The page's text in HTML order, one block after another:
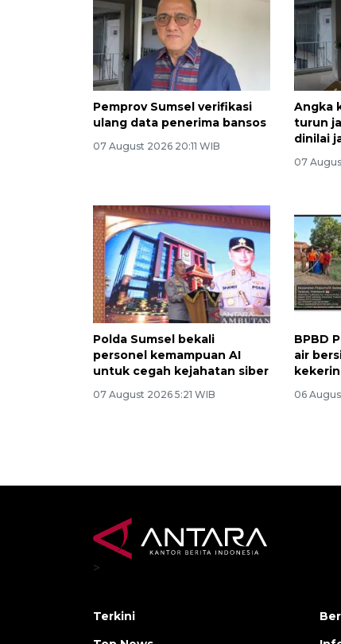
Pemprov Sumsel verifikasi
ulang data penerima bansos
07 August 2026 20:11 WIB
Angka
turun
dinilai
07
Polda Sumsel bekali
personel kemampuan AI
untuk cegah kejahatan siber
07 August 2026 5:21 WIB
BPBD
air
06
>
Terkini